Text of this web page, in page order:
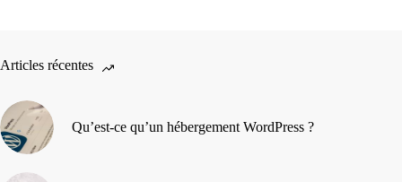
Articles récentes
Qu’est-ce qu’un hébergement WordPress ?